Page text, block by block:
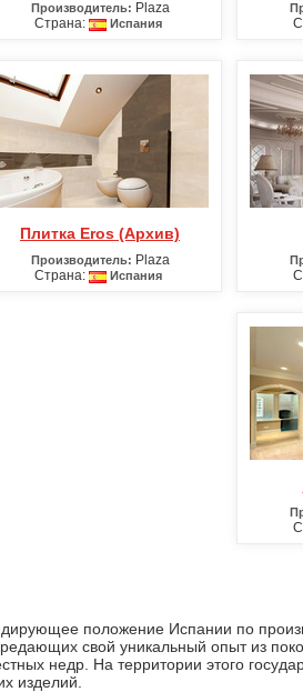
Производитель: Plaza
Страна:
Испания
Плитка Eros (Архив)
Производитель: Plaza
Страна:
Испания
положение Испании по
свой уникальный опыт из
недр. На территории этого
изделий.